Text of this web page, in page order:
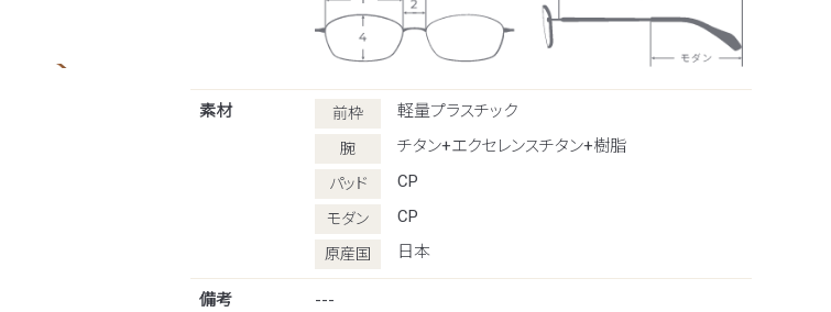
素材 前枠 軽量プラスチック
腕 チタン+エクセレンスチタン+樹脂
パッド CP
モダン CP
原産国 日本
備考 ---